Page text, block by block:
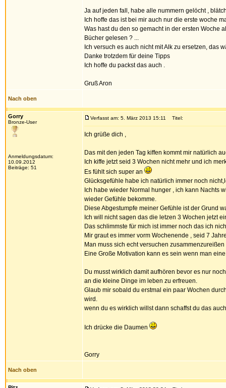
Ja auf jeden fall, habe alle nummern gelöcht ,
Ich hoffe das ist bei mir auch nur die erste woche
Was hast du den so gemacht in der ersten Woche
Bücher gelesen ? ...
Ich versuch es auch nicht mit Alk zu ersetzen, das
Danke trotzdem für deine Tipps
Ich hoffe du packst das auch .
Gruß Aron
Nach oben
Gorry
Bronze-User
Anmeldungsdatum:
10.09.2012
Beiträge: 51
Verfasst am: 5. März 2013 15:11 Titel:
Ich grüße dich ,
Das mit den jeden Tag kiffen kommt mir natürlich
Ich kiffe jetzt seid 3 Wochen nicht mehr und ich
Es fühlt sich super an
Glücksgefühle habe ich natürlich immer noch
Ich habe wieder Normal hunger , ich kann Nachts
wieder Gefühle bekomme.
Diese Abgestumpfe meiner Gefühle ist der Grund
Ich will nicht sagen das die letzen 3 Wochen jetzt
Das schlimmste für mich ist immer noch das ich
Mir graut es immer vorm Wochenende , seid 7
Man muss sich echt versuchen
Eine Große Motivation kann es sein wenn man
Du musst wirklich damit aufhören bevor es nur
an die kleine Dinge im leben zu erfreuen.
Glaub mir sobald du erstmal ein paar Wochen
wird.
wenn du es wirklich willst dann schaffst du das
Ich drücke die Daumen
Gorry
Nach oben